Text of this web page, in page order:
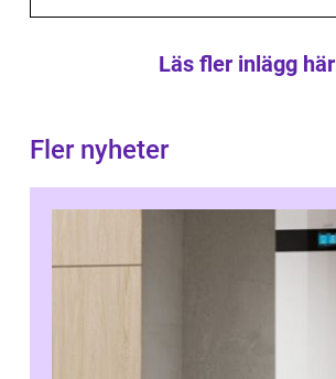
Läs fler inlägg här
Fler nyheter